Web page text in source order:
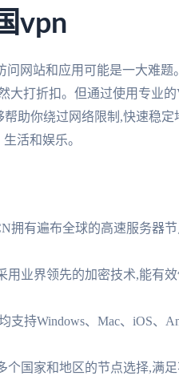
vpn
网站和应用可能是一大难
大打折扣。但通过使用专业
助你绕过网络限制,快速稳
活和娱乐。
拥有遍布全球的高速服务器
用业界领先的加密技术,能有
支持Windows、Mac、iOS、
个国家和地区的节点选择,满